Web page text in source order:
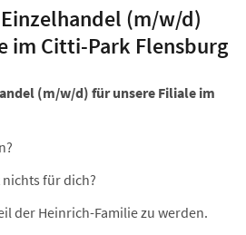
(m/w/d)
im Citti-Park Flensburg
(m/w/d) für unsere Filiale im
für dich?
der Heinrich-Familie zu werden.